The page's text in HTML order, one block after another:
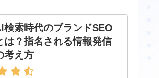
検索時代のブランドSEO
は？指名される情報発信
考え方